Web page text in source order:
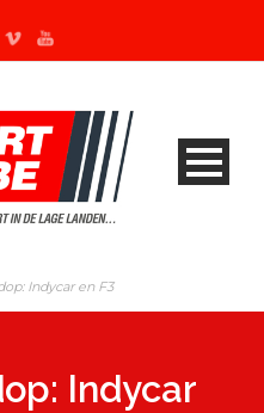
Indycar en F3
Indycar